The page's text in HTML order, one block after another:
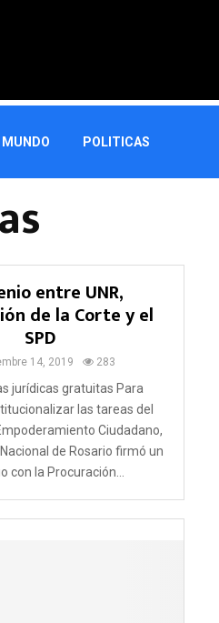
MUNDO POLITICAS
entre UNR,
de la Corte y el
SPD
14, 2019 283
jurídicas gratuitas Para
las tareas del
Ciudadano,
de Rosario firmó un
con la Procuración...